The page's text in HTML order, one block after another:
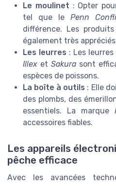
Le moulinet : Opter
tel que le Penn
différence. Les produits
également très
Les leurres : Les
Illex et Sakura sont
espèces de poissons.
La boîte à outils : Elle
des plombs, des
essentiels. La marque
accessoires fiables.
Les appareils
pêche efficace
Avec les avancées